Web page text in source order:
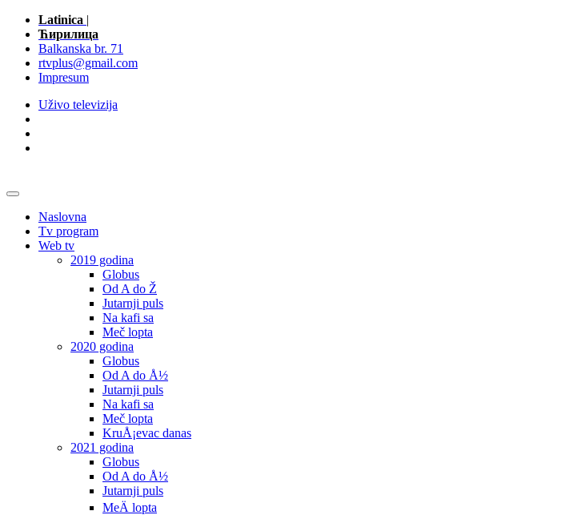
Latinica |
Ћирилица
Balkanska br. 71
rtvplus@gmail.com
Impresum
Uživo televizija
Naslovna
Tv program
Web tv
2019 godina
Globus
Od A do Ž
Jutarnji puls
Na kafi sa
Meč lopta
2020 godina
Globus
Od A do Å½
Jutarnji puls
Na kafi sa
Meč lopta
KruÅ¡evac danas
2021 godina
Globus
Od A do Å½
Jutarnji puls
MeÄ lopta